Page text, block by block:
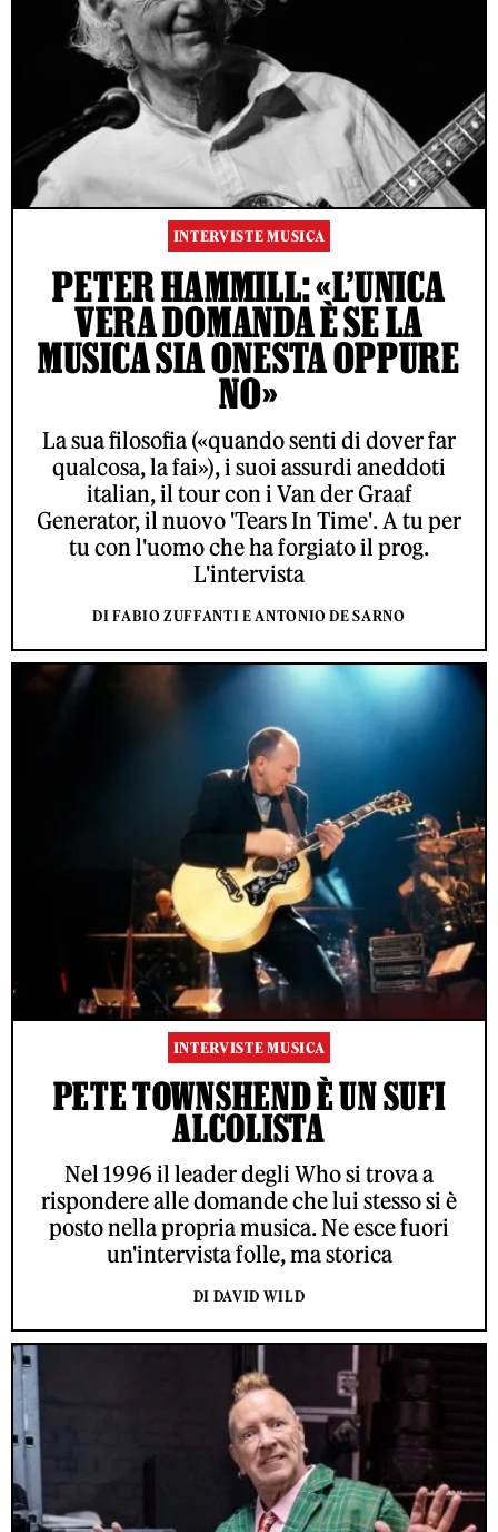
INTERVISTE MUSICA
PETER HAMMILL: «L’UNICA
VERA DOMANDA È SE LA
MUSICA SIA ONESTA OPPURE
NO»
La sua filosofia («quando senti di dover far
qualcosa, la fai»), i suoi assurdi aneddoti
italian, il tour con i Van der Graaf
Generator, il nuovo 'Tears In Time'. A tu per
tu con l'uomo che ha forgiato il prog.
L'intervista
DI FABIO ZUFFANTI E ANTONIO DE SARNO
INTERVISTE MUSICA
PETE TOWNSHEND È UN SUFI
ALCOLISTA
Nel 1996 il leader degli Who si trova a
rispondere alle domande che lui stesso si è
posto nella propria musica. Ne esce fuori
un'intervista folle, ma storica
DI DAVID WILD